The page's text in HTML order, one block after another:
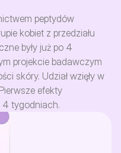
peptydów
kobiet z przedziału
były już po 4
projekcie badawczym
skóry. Udział wzięły w
efekty
4 tygodniach.